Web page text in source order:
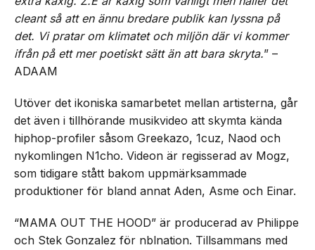
cleant så att en ännu bredare publik kan lyssna på
det. Vi pratar om klimatet och miljön där vi kommer
ifrån på ett mer poetiskt sätt än att bara skryta.” –
ADAAM
Utöver det ikoniska samarbetet mellan artisterna, går
det även i tillhörande musikvideo att skymta kända
hiphop-profiler såsom Greekazo, 1cuz, Naod och
nykomlingen N1cho. Videon är regisserad av Mogz,
som tidigare stått bakom uppmärksammade
produktioner för bland annat Aden, Asme och Einar.
“MAMA OUT THE HOOD” är producerad av Philippe
och Stek Gonzalez för nblnation. Tillsammans med